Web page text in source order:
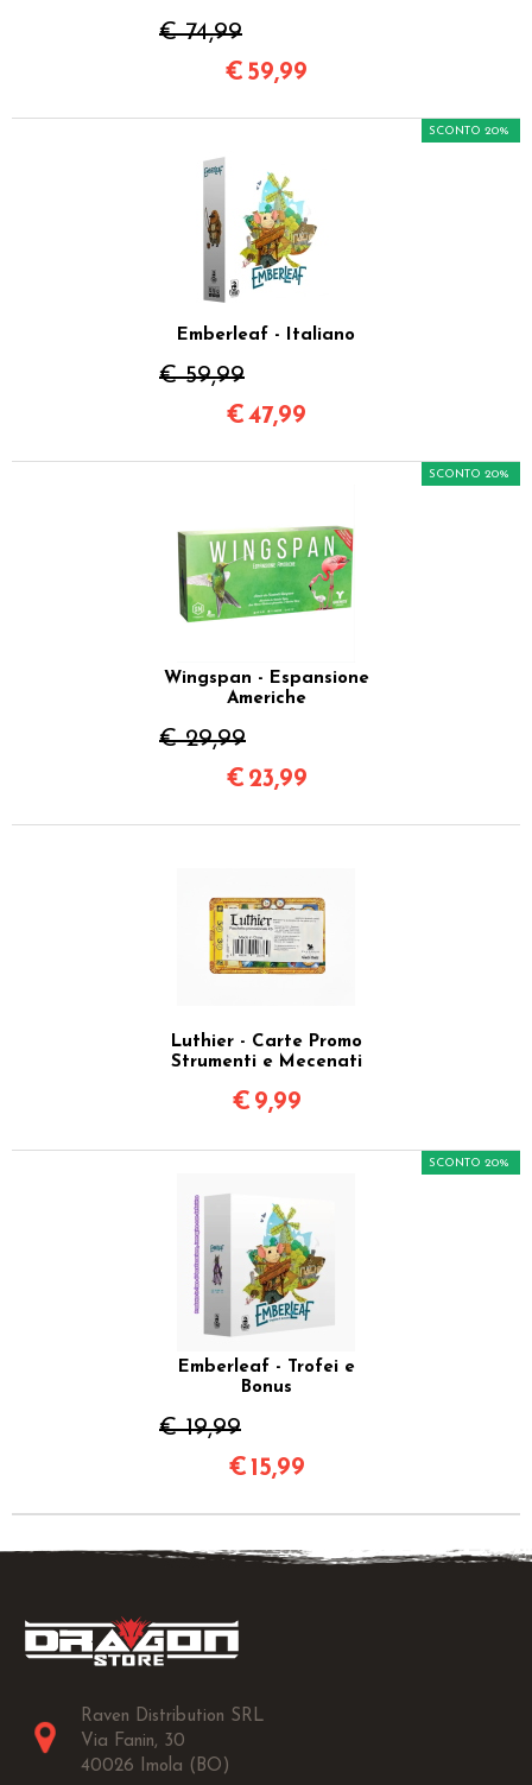
€ 74,99
€ 59,99
Emberleaf - Italiano
€ 59,99
SCONTO 20%
€47,99
Wingspan - Espansione
Americhe
€ 29,99
SCONTO 20%
€ 23,99
Luthier - Carte Promo
Strumenti e Mecenati
€ 9,99
Emberleaf - Trofei e
Bonus
€ 19,99
SCONTO 20%
€ 15,99
Raven Distribution SRL
Via Fanin, 30
40026 Imola (BO)